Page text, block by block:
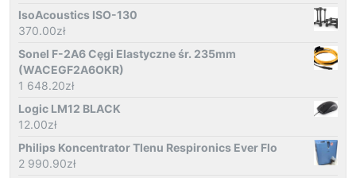
IsoAcoustics ISO-130
370.00zł
Sonel F-2A6 Cęgi Elastyczne śr. 235mm
(WACEGF2A6OKR)
1 648.20zł
Logic LM12 BLACK
12.00zł
Philips Koncentrator Tlenu Respironics Ever Flo
2 990.90zł